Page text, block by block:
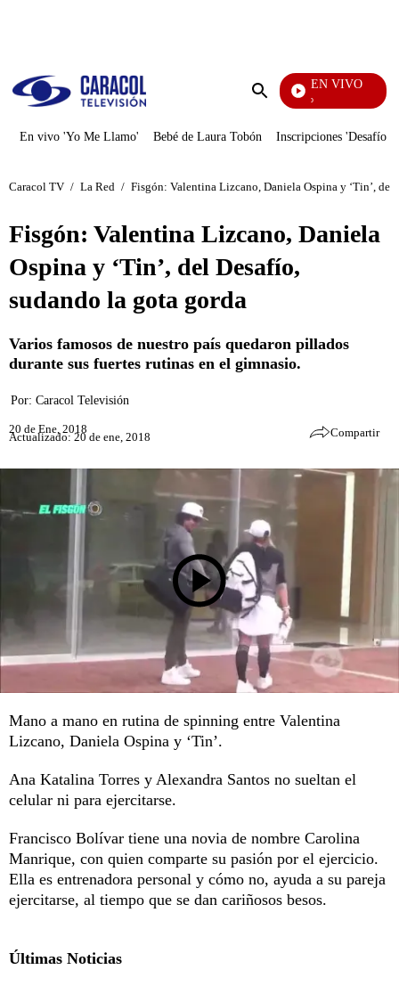
Enviar
EN VIVO
Yo Me Llamo
En vivo 'Yo Me Llamo' Bebé de Laura Tobón Inscripciones 'Desafío'
Caracol TV / La Red / Fisgón: Valentina Lizcano, Daniela Ospina y ‘Tin’, del
Fisgón: Valentina Lizcano, Daniela
Ospina y ‘Tin’, del Desafío,
sudando la gota gorda
Varios famosos de nuestro país quedaron pillados
durante sus fuertes rutinas en el gimnasio.
Por: Caracol Televisión
20 de Ene, 2018
Actualizado: 20 de ene, 2018 Compartir
Mano a mano en rutina de spinning entre Valentina
Lizcano, Daniela Ospina y ‘Tin’.
Ana Katalina Torres y Alexandra Santos no sueltan el
celular ni para ejercitarse.
Francisco Bolívar tiene una novia de nombre Carolina
Manrique, con quien comparte su pasión por el ejercicio.
Ella es entrenadora personal y cómo no, ayuda a su pareja
ejercitarse, al tiempo que se dan cariñosos besos.
Últimas Noticias